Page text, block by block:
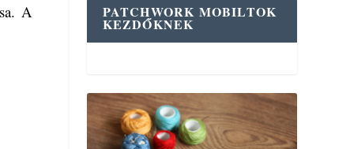
A
PATCHWORK MOBILTOK
KEZDŐKNEK